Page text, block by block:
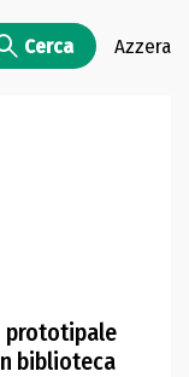
Cerca Azzera
prototipale
biblioteca